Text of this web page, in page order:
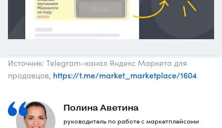
Источник: Telegram-канал Яндекс Маркета для
продавцов, https://t.me/market_marketplace/1604
Полина Аветина
руководитель по работе с маркетплейсами